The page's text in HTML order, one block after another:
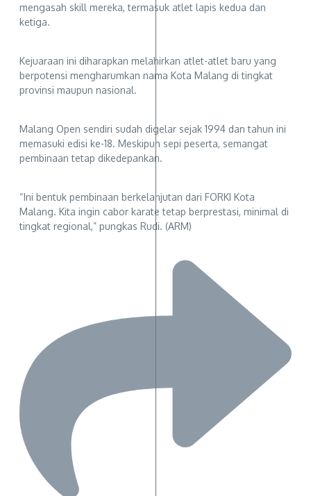
mengasah skill mereka, termasuk atlet lapis kedua dan
ketiga.
Kejuaraan ini diharapkan melahirkan atlet-atlet baru yang
berpotensi mengharumkan nama Kota Malang di tingkat
provinsi maupun nasional.
Malang Open sendiri sudah digelar sejak 1994 dan tahun ini
memasuki edisi ke-18. Meskipun sepi peserta, semangat
pembinaan tetap dikedepankan.
“Ini bentuk pembinaan berkelanjutan dari FORKI Kota
Malang. Kita ingin cabor karate tetap berprestasi, minimal di
tingkat regional,” pungkas Rudi. (ARM)